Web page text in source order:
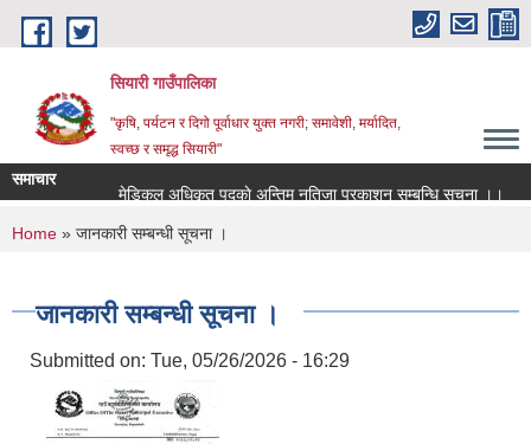
Skip to main content
सियारी गाउँपालिका
"कृषि, पर्यटन र दिगो पूर्वाधार युक्त नगरी; समावेशी, मर्यादित,
स्वच्छ र समृद्ध सियारी"
समाचार
मेडिकल अधिकृत पदकाे अन्तिम नतिजा प्रकाशन सम्बन्धि सुचना ।।
You are here
Home » जानकारी सम्बन्धी सूचना ।
जानकारी सम्बन्धी सूचना ।
Submitted on: Tue, 05/26/2026 - 16:29